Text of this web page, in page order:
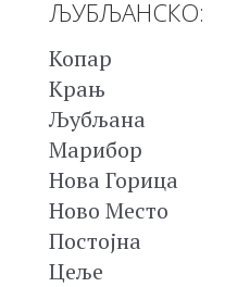
ЉУБЉАНСКО:
Копар
Крањ
Љубљана
Марибор
Нова Горица
Ново Место
Постојна
Цеље